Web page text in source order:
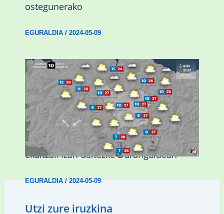
ostegunerako
EGURALDIA/ 2024-05-09
Asteburuan 25 gradu baino gehiago eta
ekaitzak izan daitezke Durangaldean
EGURALDIA/2024-05-09
Utzi zure iruzkina